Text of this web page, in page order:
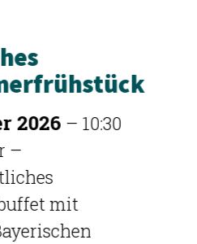
Abend für
Klassiker
10. Oktober
Genießte
Abend voller
Das